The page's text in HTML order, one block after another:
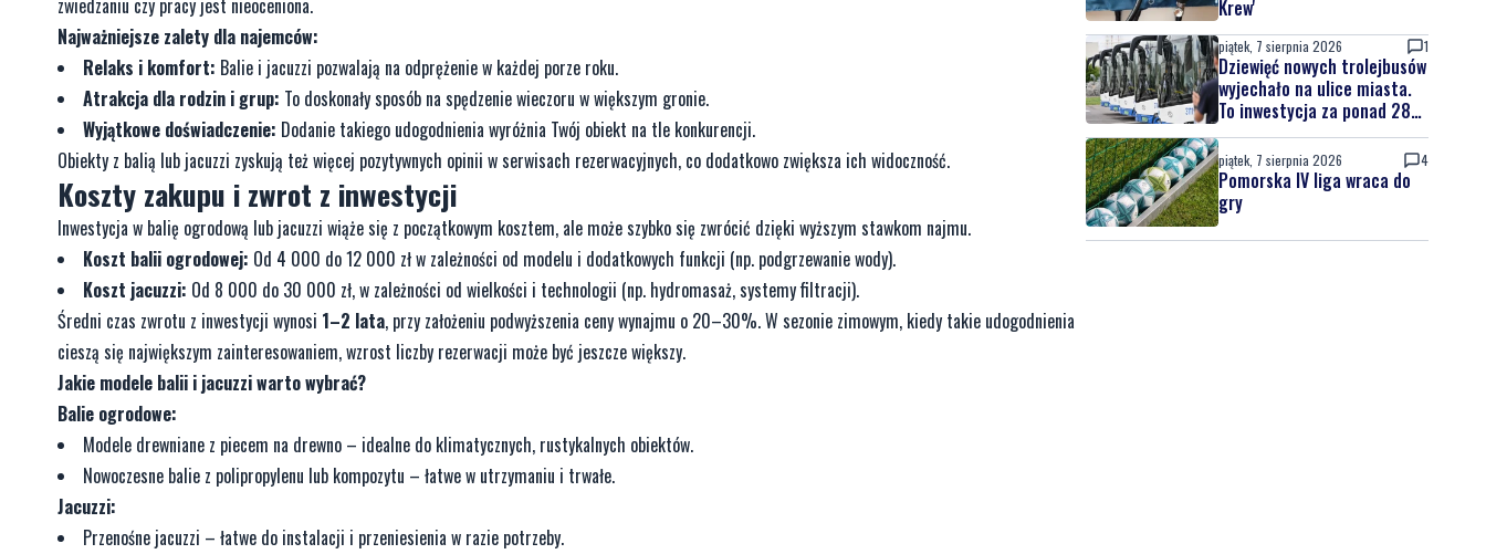
zwiedzaniu czy pracy jest nieoceniona.
Najważniejsze zalety dla najemców:
Relaks i komfort: Balie i jacuzzi pozwalają na odprężenie w każdej porze roku.
Atrakcja dla rodzin i grup: To doskonały sposób na spędzenie wieczoru w większym gronie.
Wyjątkowe doświadczenie: Dodanie takiego udogodnienia wyróżnia Twój obiekt na tle konkurencji.
Obiekty z balią lub jacuzzi zyskują też więcej pozytywnych opinii w serwisach rezerwacyjnych, co dodatkowo zwiększa ich widoczność.
Koszty zakupu i zwrot z inwestycji
Inwestycja w balię ogrodową lub jacuzzi wiąże się z początkowym kosztem, ale może szybko się zwrócić dzięki wyższym stawkom najmu.
Koszt balii ogrodowej: Od 4 000 do 12 000 zł w zależności od modelu i dodatkowych funkcji (np. podgrzewanie wody).
Koszt jacuzzi: Od 8 000 do 30 000 zł, w zależności od wielkości i technologii (np. hydromasaż, systemy filtracji).
Średni czas zwrotu z inwestycji wynosi 1–2 lata, przy założeniu podwyższenia ceny wynajmu o 20–30%. W sezonie zimowym, kiedy takie udogodnienia
cieszą się największym zainteresowaniem, wzrost liczby rezerwacji może być jeszcze większy.
Jakie modele balii i jacuzzi warto wybrać?
Balie ogrodowe:
Modele drewniane z piecem na drewno – idealne do klimatycznych, rustykalnych obiektów.
Nowoczesne balie z polipropylenu lub kompozytu – łatwe w utrzymaniu i trwałe.
Jacuzzi:
Przenośne jacuzzi – łatwe do instalacji i przeniesienia w razie potrzeby.
Krew'
piątek, 7 sierpnia 2026 1
Dziewięć nowych trolejbusów
wyjechało na ulice miasta.
To inwestycja za ponad 28
mln zł
piątek, 7 sierpnia 2026 4
Pomorska IV liga wraca do
gry